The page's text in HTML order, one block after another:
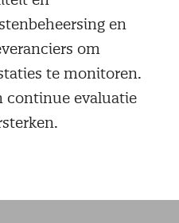
en
om
te monitoren.
continue evaluatie